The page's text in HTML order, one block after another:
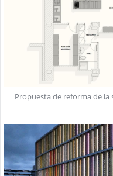
Propuesta de reforma de la